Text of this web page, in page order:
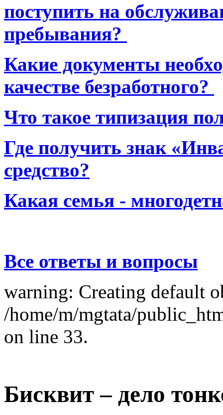
поступить на
пребывания?
Какие документы
качестве безработного?
Что такое типизация
Где получить знак
средство?
Какая семья -
Все ответы и вопросы
warning: Creating default
/home/m/mgtata/
on line 33.
Бисквит – дело